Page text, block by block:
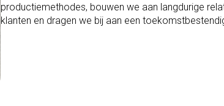
productiemethodes, bouwen we aan langdurige
klanten en dragen we bij aan een